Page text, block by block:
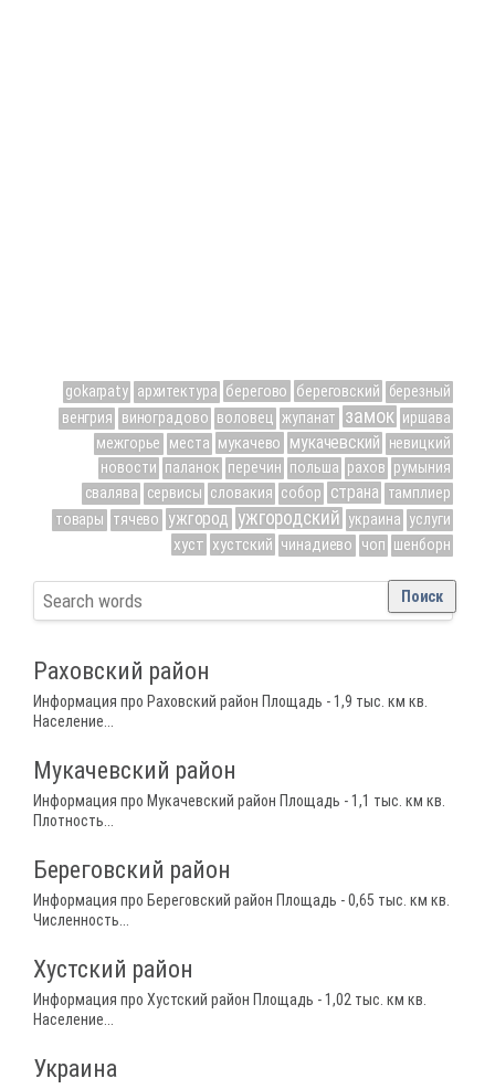
gokarpaty архитектура берегово береговский березный
венгрия виноградово воловец жупанат замок иршава
межгорье места мукачево мукачевский невицкий
новости паланок перечин польша рахов румыния
свалява сервисы словакия собор страна тамплиер
товары тячево ужгород ужгородский украина услуги
хуст хустский чинадиево чоп шенборн
Раховский район
Информация про Раховский район Площадь - 1,9 тыс. км кв.
Население...
Мукачевский район
Информация про Мукачевский район Площадь - 1,1 тыс. км кв.
Плотность...
Береговский район
Информация про Береговский район Площадь - 0,65 тыс. км кв.
Численность...
Хустский район
Информация про Хустский район Площадь - 1,02 тыс. км кв.
Население...
Украина